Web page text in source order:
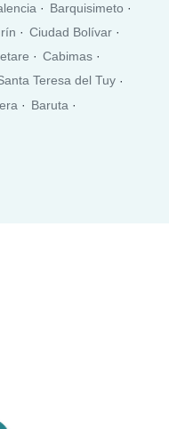
Barquisimeto
Ciudad Bolívar
Cabimas
Teresa del Tuy
Baruta